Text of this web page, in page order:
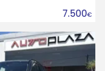
7.500€